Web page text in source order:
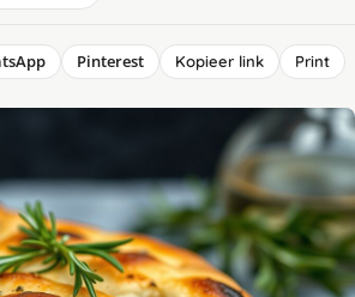
Pinterest Kopieer link Print